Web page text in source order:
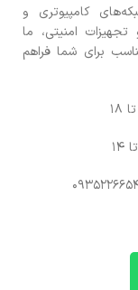
کامپیوتری و
تجهیزات امنیتی، ما
برای شما فراهم